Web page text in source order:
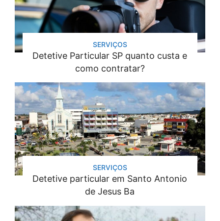
SERVIÇOS
Detetive Particular SP quanto custa e
como contratar?
SERVIÇOS
Detetive particular em Santo Antonio
de Jesus Ba